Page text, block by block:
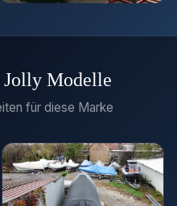
Jolly Modelle
für diese Marke